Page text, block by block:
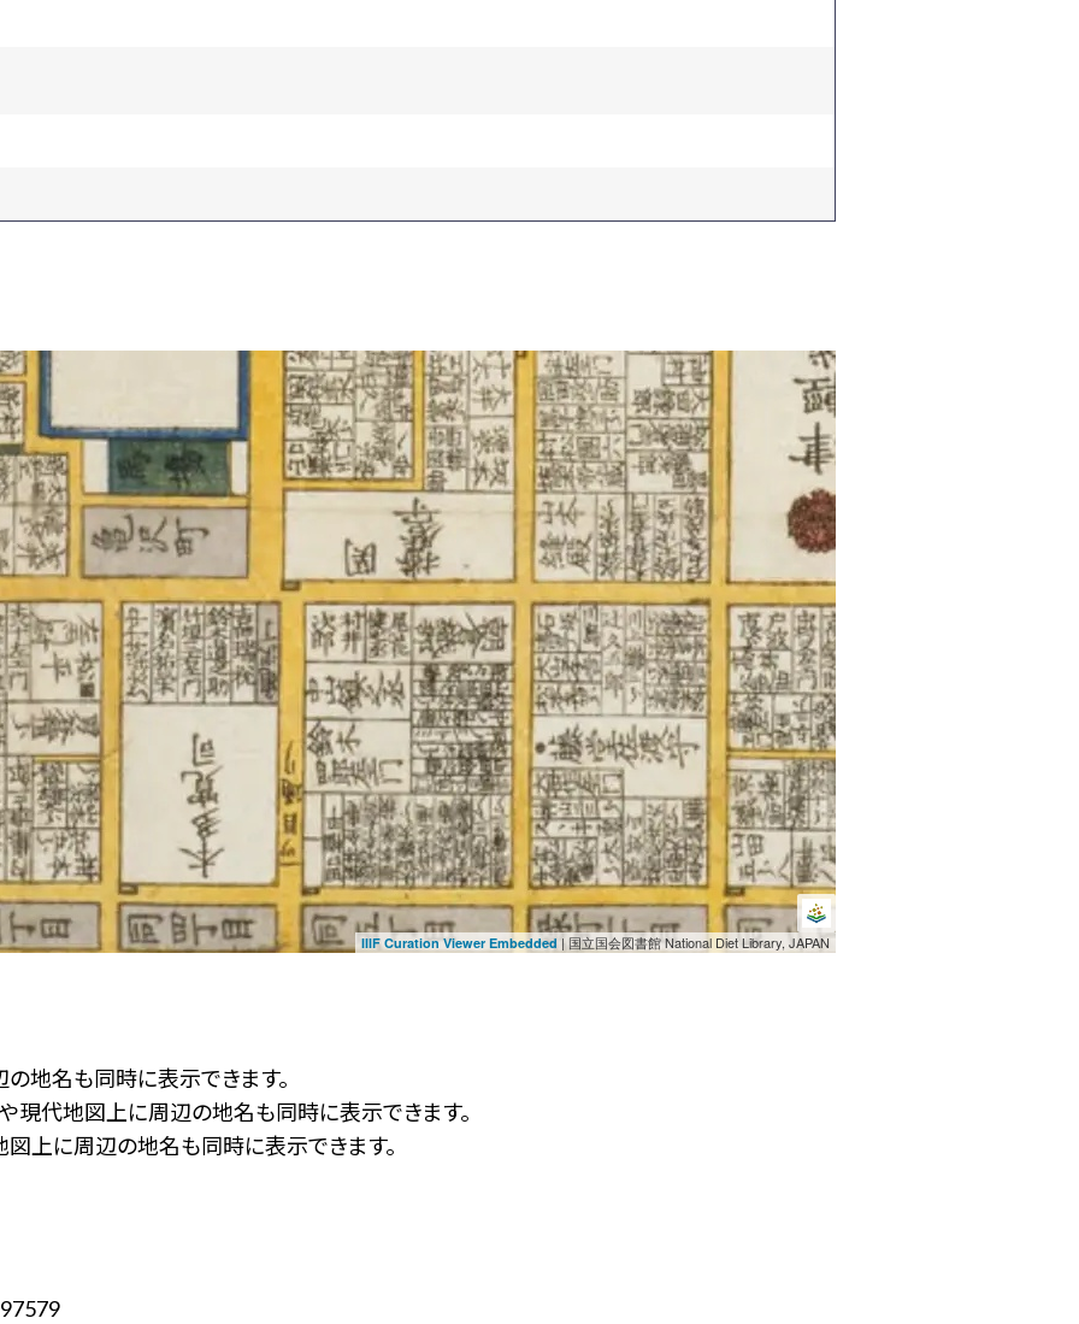
IIIF Curation Viewer Embedded | 国立国会図書館 National Diet Library, JAPAN
地名も同時に表示できます。
や現代地図上に周辺の地名も同時に表示できます。
図上に周辺の地名も同時に表示できます。